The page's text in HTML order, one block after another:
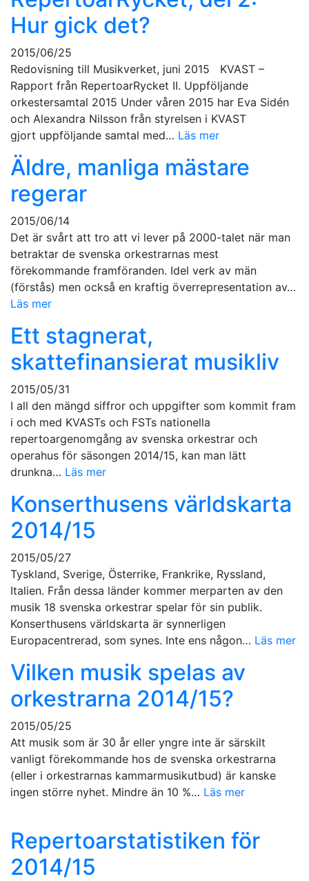
Hur gick det?
2015/06/25
Redovisning till Musikverket, juni 2015 KVAST –
Rapport från RepertoarRycket II. Uppföljande
orkestersamtal 2015 Under våren 2015 har Eva Sidén
och Alexandra Nilsson från styrelsen i KVAST
gjort uppföljande samtal med… Läs mer
Äldre, manliga mästare
regerar
2015/06/14
Det är svårt att tro att vi lever på 2000-talet när man
betraktar de svenska orkestrarnas mest
förekommande framföranden. Idel verk av män
(förstås) men också en kraftig överrepresentation av…
Läs mer
Ett stagnerat,
skattefinansierat musikliv
2015/05/31
I all den mängd siffror och uppgifter som kommit fram
i och med KVASTs och FSTs nationella
repertoargenomgång av svenska orkestrar och
operahus för säsongen 2014/15, kan man lätt
drunkna… Läs mer
Konserthusens världskarta
2014/15
2015/05/27
Tyskland, Sverige, Österrike, Frankrike, Ryssland,
Italien. Från dessa länder kommer merparten av den
musik 18 svenska orkestrar spelar för sin publik.
Konserthusens världskarta är synnerligen
Europacentrerad, som synes. Inte ens någon… Läs mer
Vilken musik spelas av
orkestrarna 2014/15?
2015/05/25
Att musik som är 30 år eller yngre inte är särskilt
vanligt förekommande hos de svenska orkestrarna
(eller i orkestrarnas kammarmusikutbud) är kanske
ingen större nyhet. Mindre än 10 %… Läs mer
Repertoarstatistiken för
2014/15